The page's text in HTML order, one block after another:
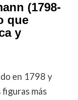
(1798-
que
y
en 1798 y
más